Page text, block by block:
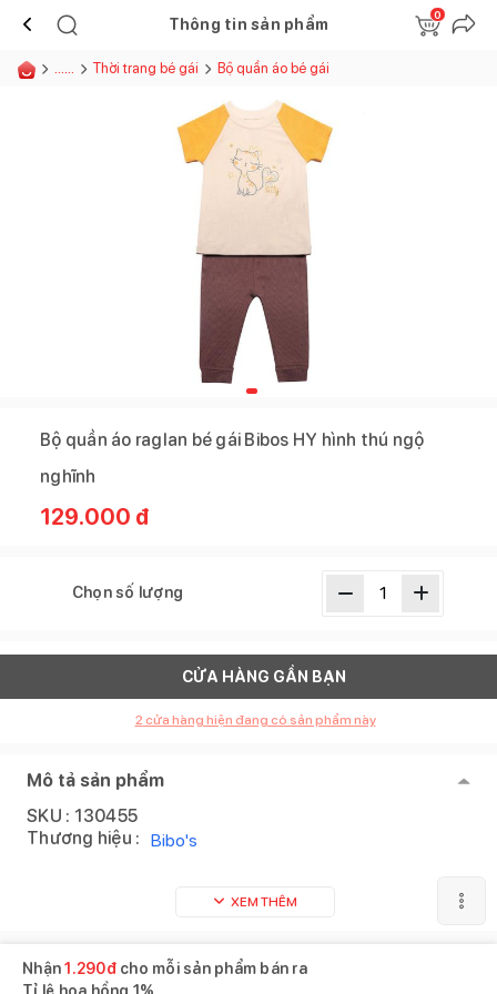
Thông tin sản phẩm
0
...... Thời trang bé gái Bộ quần áo bé gái
Bộ quần áo raglan bé gái Bibos HY hình thú ngộ
nghĩnh
129.000 đ
Chọn số lượng
CỬA HÀNG GẦN BẠN
2 cửa hàng hiện đang có sản phẩm này
Mô tả sản phẩm
SKU : 130455
Thương hiệu : Bibo's
XEM THÊM
Nhận1.290đcho mỗi sản phẩm bán ra